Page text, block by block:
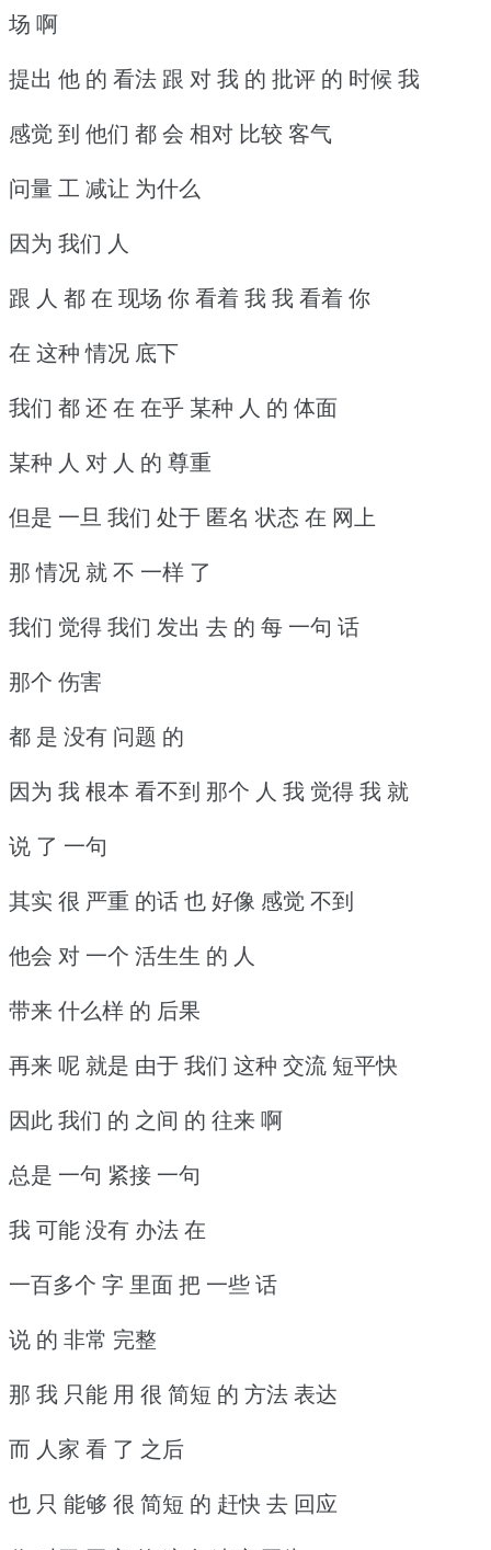
场 啊
提出 他 的 看法 跟 对 我 的 批评 的 时候 我
感觉 到 他们 都 会 相对 比较 客气
问量 工 减让 为什么
因为 我们 人
跟 人 都 在 现场 你 看着 我 我 看着 你
在 这种 情况 底下
我们 都 还 在 在乎 某种 人 的 体面
某种 人 对 人 的 尊重
但是 一旦 我们 处于 匿名 状态 在 网上
那 情况 就 不 一样 了
我们 觉得 我们 发出 去 的 每 一句 话
那个 伤害
都 是 没有 问题 的
因为 我 根本 看不到 那个 人 我 觉得 我 就
说 了 一句
其实 很 严重 的话 也 好像 感觉 不到
他会 对 一个 活生生 的 人
带来 什么样 的 后果
再来 呢 就是 由于 我们 这种 交流 短平快
因此 我们 的 之间 的 往来 啊
总是 一句 紧接 一句
我 可能 没有 办法 在
一百多个 字 里面 把 一些 话
说 的 非常 完整
那 我 只能 用 很 简短 的 方法 表达
而 人家 看 了 之后
也 只 能够 很 简短 的 赶快 去 回应